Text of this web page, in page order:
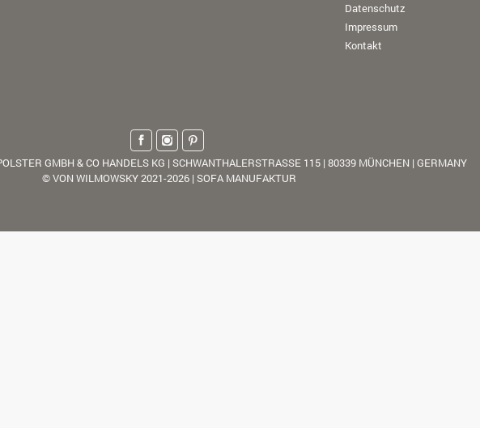
Datenschutz
Impressum
Kontakt
GMBH & CO HANDELS KG | SCHWANTHALERSTRASSE 115 | 80339 MÜNCHEN | GERMANY
© VON WILMOWSKY 2021-2026 | SOFA MANUFAKTUR